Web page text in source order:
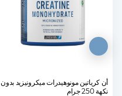
أن كرياتين مونوهيدرات ميكرونيزيد بدون
نكهة 250 جرام